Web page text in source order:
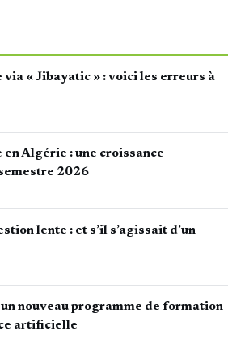
« Jibayatic » : voici les erreurs à
Algérie : une croissance
2026
lente : et s’il s’agissait d’un
nouveau programme de formation
artificielle